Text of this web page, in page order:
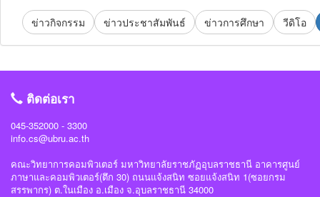
ข่าวกิจกรรม ข่าวประชาสัมพันธ์ ข่าวการศึกษา วีดิโอ
ติดต่อเรา
045-352000 - 3300
info.cs@ubru.ac.th
คณะวิทยาการคอมพิวเตอร์ มหาวิทยาลัยราชภัฏอุบลราชธานี อาคารศูนย์
ภาษาและคอมพิวเตอร์(ตึก 30) ถนนแจ้งสนิท ซอยแจ้งสนิท 1(ซอยกรม
สรรพากร) ต.ในเมือง อ.เมือง จ.อุบลราชธานี 34000